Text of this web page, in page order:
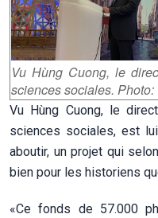
Vu Hùng Cuong, le
sciences sociales. Photo:
Vu Hùng Cuong, le
sciences sociales, est
aboutir, un projet qui
bien pour les historiens
«Ce fonds de 57.000